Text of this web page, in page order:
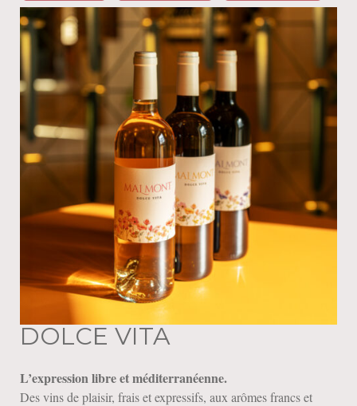
DOLCE VITA
L’expression libre et méditerranéenne.
Des vins de plaisir, frais et expressifs, aux arômes francs et